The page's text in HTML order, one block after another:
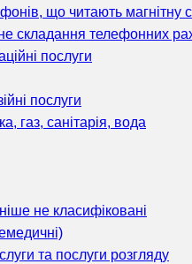
що читають магнітну
складання телефонних
послуги
послуги
газ, санітарія, вода
не класифіковані
та послуги розгляду